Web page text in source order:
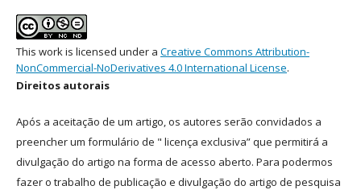
This work is licensed under a Creative Commons Attribution-
NonCommercial-NoDerivatives 4.0 International License.
Direitos autorais
Após a aceitação de um artigo, os autores serão convidados a
preencher um formulário de " licença exclusiva” que permitirá a
divulgação do artigo na forma de acesso aberto. Para podermos
fazer o trabalho de publicação e divulgação do artigo de pesquisa